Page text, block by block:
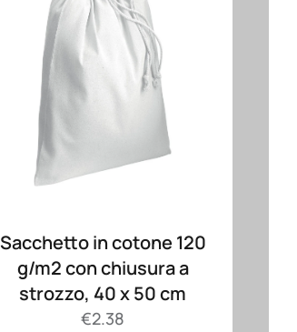
Sacchetto in cotone 120
g/m2 con chiusura a
strozzo, 40 x 50 cm
€2.38